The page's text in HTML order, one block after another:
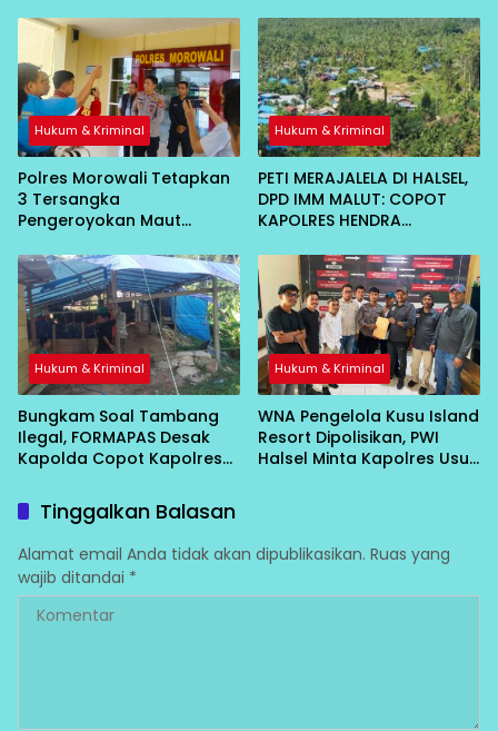
Hukum & Kriminal
Polres Morowali Tetapkan
3 Tersangka
Pengeroyokan Maut
Kendari
Hukum & Kriminal
PETI MERAJALELA DI HALSEL,
DPD IMM MALUT: COPOT
KAPOLRES HENDRA
Hukum & Kriminal
Bungkam Soal Tambang
Ilegal, FORMAPAS Desak
Kapolda Copot Kapolres
Hukum & Kriminal
WNA Pengelola Kusu Island
Resort Dipolisikan, PWI
Halsel Minta Kapolres Usut
Tinggalkan Balasan
Alamat email Anda tidak akan dipublikasikan. Ruas yang
wajib ditandai *